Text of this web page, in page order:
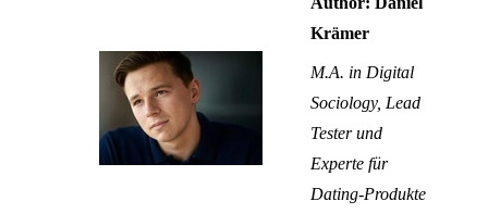
Krämer
M.A. in Digital
Sociology, Lead
Tester und
Experte für
Dating-Produkte